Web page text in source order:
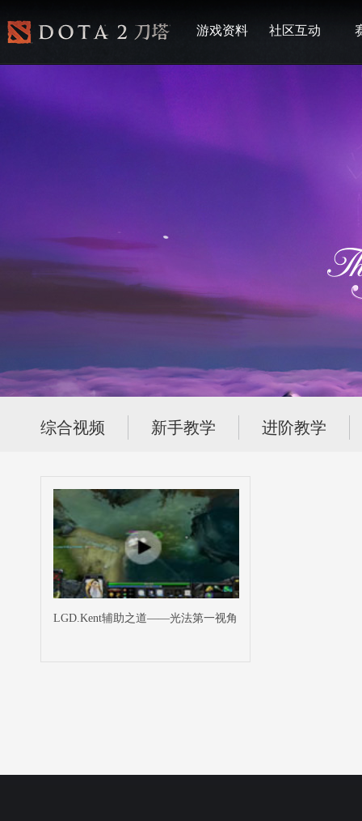
游戏资料 社区互动
综合视频 新手教学 进阶教学
LGD.Kent辅助之道——光法第一视角